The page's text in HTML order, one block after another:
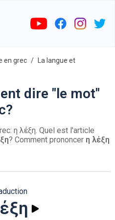
en grec
La langue et
dire "le mot"
η λέξη. Quel est l'article
? Comment prononcer η λέξη